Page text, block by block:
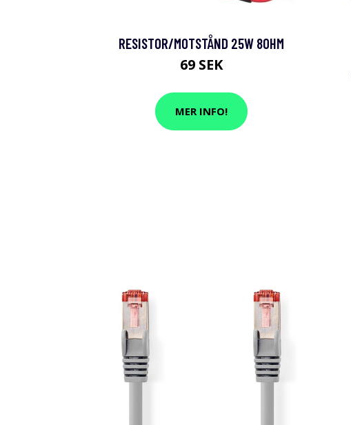
RESISTOR/MOTSTÅND 25W 8OHM
69 SEK
MER INFO!